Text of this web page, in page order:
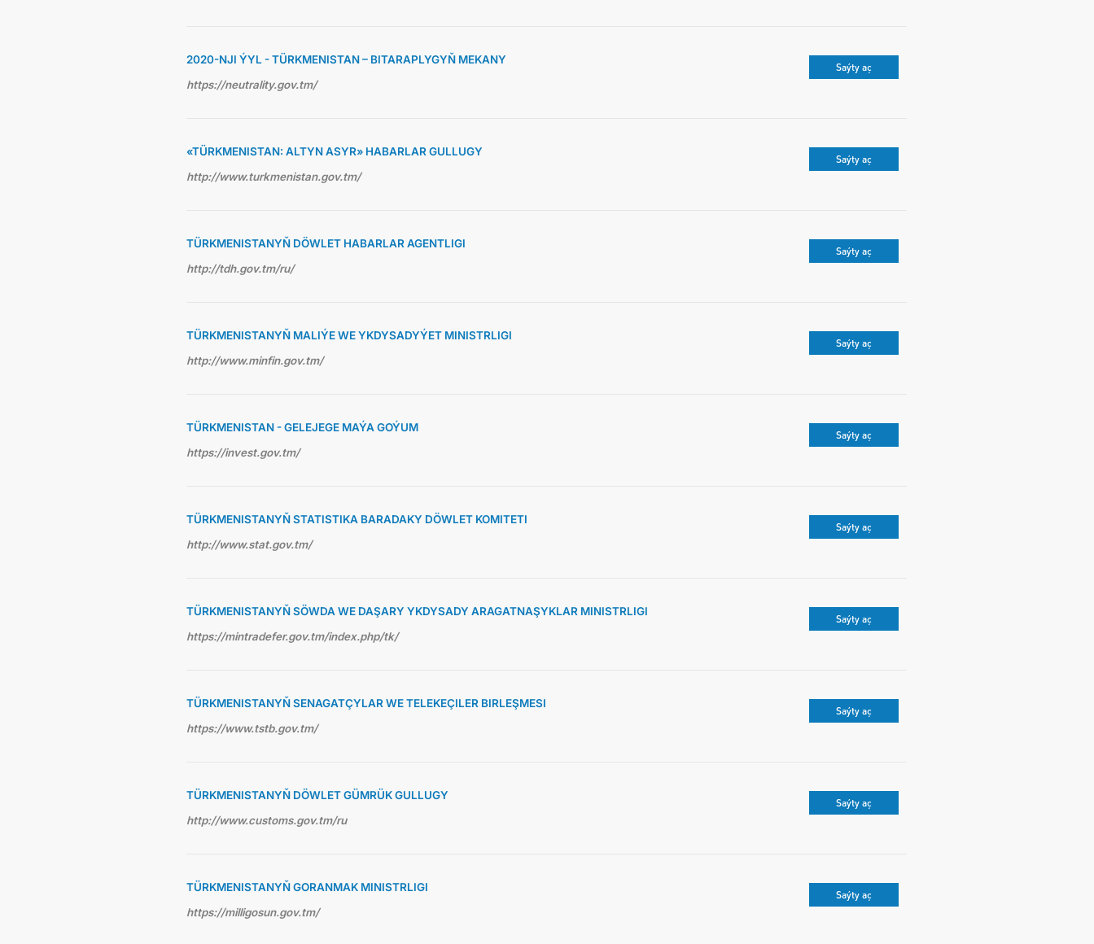
2020-NJI ÝYL - TÜRKMENISTAN – BITARAPLYGYŇ MEKANY
https://neutrality.gov.tm/
Saýty aç
«TÜRKMENISTAN: ALTYN ASYR» HABARLAR GULLUGY
http://www.turkmenistan.gov.tm/
Saýty aç
TÜRKMENISTANYŇ DÖWLET HABARLAR AGENTLIGI
http://tdh.gov.tm/ru/
Saýty aç
TÜRKMENISTANYŇ MALIÝE WE YKDYSADYÝET MINISTRLIGI
http://www.minfin.gov.tm/
Saýty aç
TÜRKMENISTAN - GELEJEGE MAÝA GOÝUM
https://invest.gov.tm/
Saýty aç
TÜRKMENISTANYŇ STATISTIKA BARADAKY DÖWLET KOMITETI
http://www.stat.gov.tm/
Saýty aç
TÜRKMENISTANYŇ SÖWDA WE DAŞARY YKDYSADY ARAGATNAŞYKLAR MINISTRLIGI
https://mintradefer.gov.tm/index.php/tk/
Saýty aç
TÜRKMENISTANYŇ SENAGATÇYLAR WE TELEKEÇILER BIRLEŞMESI
https://www.tstb.gov.tm/
Saýty aç
TÜRKMENISTANYŇ DÖWLET GÜMRÜK GULLUGY
http://www.customs.gov.tm/ru
Saýty aç
TÜRKMENISTANYŇ GORANMAK MINISTRLIGI
https://milligosun.gov.tm/
Saýty aç